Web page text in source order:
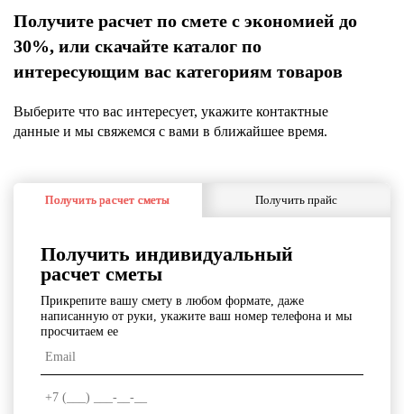
Получите расчет по смете с экономией до
30%, или скачайте каталог по
интересующим вас категориям товаров
Выберите что вас интересует, укажите контактные
данные и мы свяжемся с вами в ближайшее время.
Получить расчет сметы Получить прайс
Получить индивидуальный
расчет сметы
Прикрепите вашу смету в любом формате, даже
написанную от руки, укажите ваш номер телефона и мы
просчитаем ее